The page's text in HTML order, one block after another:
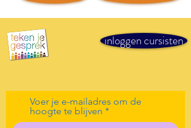
inloggen cursisten
Voer je e-mailadres om de
hoogte te blijven